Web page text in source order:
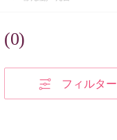
(0)
フィルター